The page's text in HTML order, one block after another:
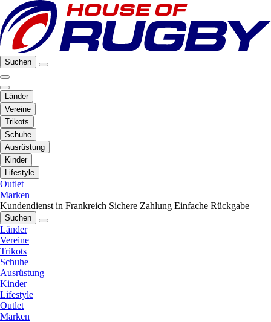
Suchen
Länder
Vereine
Trikots
Schuhe
Ausrüstung
Kinder
Lifestyle
Outlet
Marken
Kundendienst in Frankreich Sichere Zahlung Einfache Rückgabe
Suchen
Länder
Vereine
Trikots
Schuhe
Ausrüstung
Kinder
Lifestyle
Outlet
Marken